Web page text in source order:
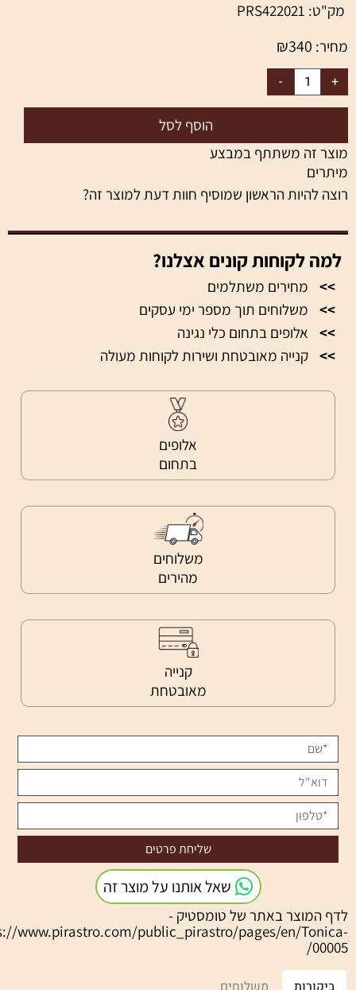
PRS422021
₪340
הוסף לסל
זה משתתף במבצע
להיות הראשון שמוסיף חוות דעת למוצר זה?
לקוחות קונים אצלנו?
מחירים משתלמים
משלוחים תוך מספר ימי עסקים
אלופים בתחום כלי נגינה
קנייה מאובטחת ושירות לקוחות מעולה
אלופים
בתחום
משלוחים
מהירים
מאובטחת
שאל אותנו על מוצר זה
המוצר באתר של טומסטיק -
https://www.pirastro.com/public_pirastro/pages/en/